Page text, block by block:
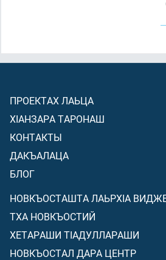
ПРОЕКТАХ ЛАЬЦА
ХIАНЗАРА ТАРОНАШ
КОНТАКТЫ
ДАКЪАЛАЦА
БЛОГ
НОВКЪОСТАШТА ЛАЬРХIА
ТХА НОВКЪОСТИЙ
ХЕТАРАШИ ТIАДУЛЛАРАШИ
НОВКЪОСТАЛ ДАРА ЦЕНТР